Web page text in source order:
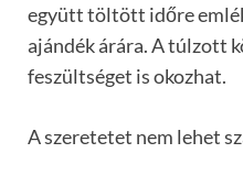
együtt töltött időre
ajándék árára. A túlzott
feszültséget is okozhat.
A szeretetet nem lehet